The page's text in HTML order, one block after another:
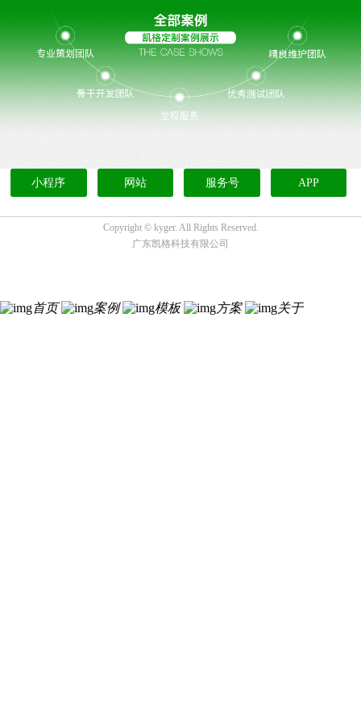
小程序 网站 服务号 APP
Copyright © kyger. All Rights Reserved.
广东凯格科技有限公司
首页 案例 模板 方案 关于